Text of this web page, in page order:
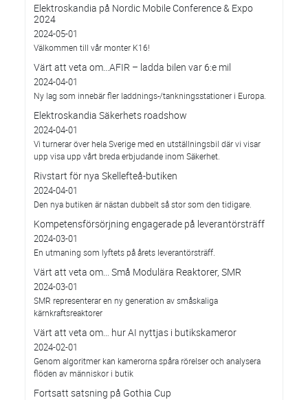
Elektroskandia på Nordic Mobile Conference & Expo
2024
2024-05-01
Välkommen till vår monter K16!
Värt att veta om...AFIR – ladda bilen var 6:e mil
2024-04-01
Ny lag som innebär fler laddnings-/tankningsstationer i Europa.
Elektroskandia Säkerhets roadshow
2024-04-01
Vi turnerar över hela Sverige med en utställningsbil där vi visar
upp visa upp vårt breda erbjudande inom Säkerhet.
Rivstart för nya Skellefteå-butiken
2024-04-01
Den nya butiken är nästan dubbelt så stor som den tidigare.
Kompetensförsörjning engagerade på leverantörsträff
2024-03-01
En utmaning som lyftets på årets leverantörsträff.
Värt att veta om... Små Modulära Reaktorer, SMR
2024-03-01
SMR representerar en ny generation av småskaliga
kärnkraftsreaktorer
Värt att veta om… hur AI nyttjas i butikskameror
2024-02-01
Genom algoritmer kan kamerorna spåra rörelser och analysera
flöden av människor i butik
Fortsatt satsning på Gothia Cup